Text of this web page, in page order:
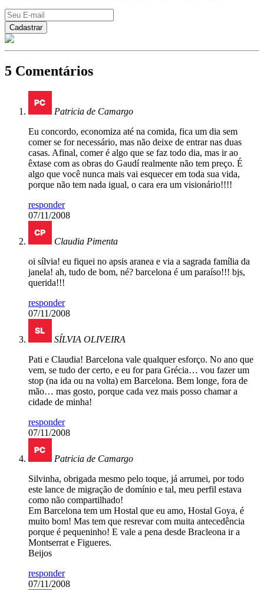
5 Comentários
Patricia de Camargo
Eu concordo, economiza até na comida, fica um dia sem
comer se for necessário, mas não deixe de entrar nas duas
casas. Afinal, comer é algo que se faz todo dia, mas ir ao
êxtase com as obras do Gaudí realmente não tem preço. É
algo que você nunca mais vai esquecer em toda sua vida,
porque não tem nada igual, o cara era um visionário!!!!
responder
07/11/2008
Claudia Pimenta
oi sílvia! eu fiquei no apsis aranea e via a sagrada família da
janela! ah, tudo de bom, né? barcelona é um paraíso!!! bjs,
querida!!!
responder
07/11/2008
SÍLVIA OLIVEIRA
Pati e Claudia! Barcelona vale qualquer esforço. No ano que
vem, se tudo der certo, e eu for para Grécia… vou fazer um
stop (na ida ou na volta) em Barcelona. Bem longe, fora de
mão… mas gosto, porque cada vez mais posso chamar a
cidade de minha!
responder
07/11/2008
Patricia de Camargo
Silvinha, obrigada mesmo pelo toque, já arrumei, por todo
este lance de migração de domínio e tal, meu perfil estava
como não compartilhado!
Em Barcelona tem um Hostal que eu amo, Hostal Goya, é
muito bom! Mas tem que resrevar com muita antecedência
porque é pequeninho! E vale a pena desde Bracleona ir a
Montserrat e Figueres.
Beijos
responder
07/11/2008